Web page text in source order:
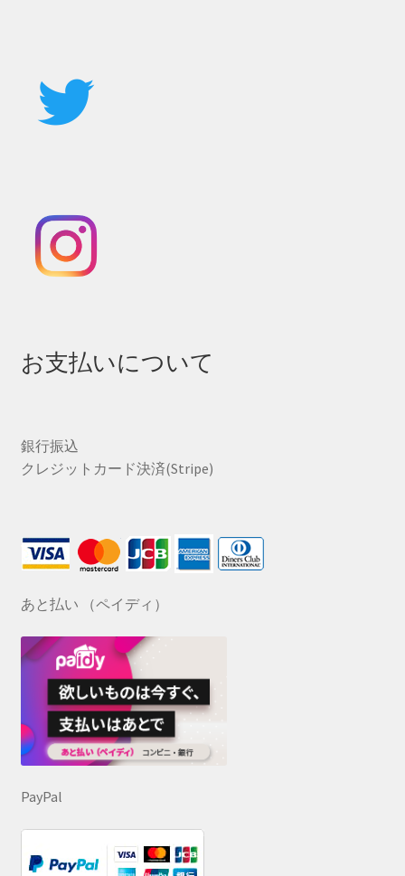
お支払いについて
銀行振込
クレジットカード決済(Stripe)
あと払い （ペイディ）
PayPal